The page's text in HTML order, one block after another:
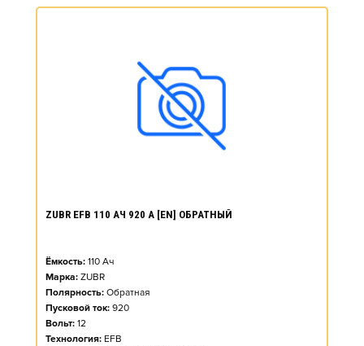
ZUBR EFB 110 АЧ 920 А [EN] ОБРАТНЫЙ
Ёмкость: 110 Ач
Марка: ZUBR
Полярность: Обратная
Пусковой ток: 920
Вольт: 12
Технология: EFB